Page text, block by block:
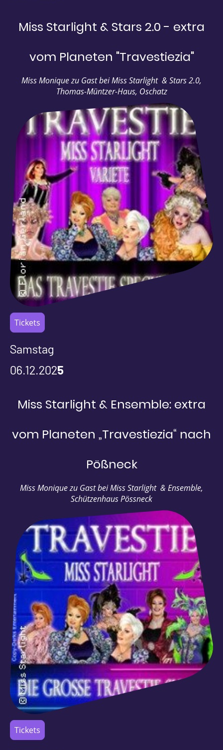
Miss Starlight & Stars 2.0 - extra
vom Planeten "Travestiezia"
Miss Monique zu Gast bei Miss Starlight & Stars 2.0,
Thomas-Müntzer-Haus, Oschatz
Tickets
Samstag
06.12.2025
Miss Starlight & Ensemble: extra
vom Planeten „Travestiezia“ nach
Pößneck
Miss Monique zu Gast bei Miss Starlight & Ensemble,
Schützenhaus Pössneck
Tickets